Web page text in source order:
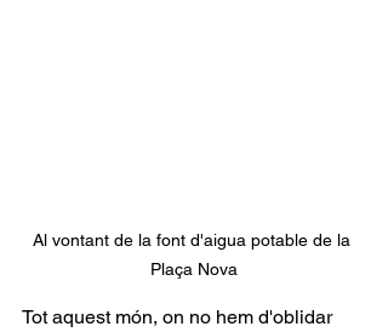
Al vontant de la font d'aigua potable de la
Plaça Nova
Tot aquest món, on no hem d'oblidar